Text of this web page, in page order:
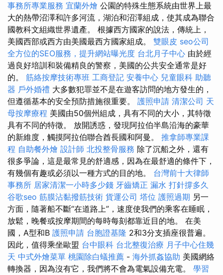
事務所專業服務 宜蘭外燴 公園的特殊生態系統由世界上最
大的熱帶沼澤和許多河流，湖泊和沼澤組成，使其成為聯合
國教科文組織世界遺產。 根據西方國家的說法，傳統上，
美國西部或西方由美國最西方國家組成。 雙眼皮 seo公司
全方位的SEO服務，提升網站曝光度 台北月子中心 由於經
過良好培訓和裝備精良的警察，美國的公共安全通常是好
的。 筋絡按摩技術專班 工商登記 安養中心 兒童眼科 助聽
器 戶外婚禮 大多數犯罪並不是在遊客訪問的地方發生的，
但遵循基本的安全預防措施很重要。 護照申請 清潔公司 天
母按摩療程 美國由50個州組成，具有不同的大小，其特徵
具有不同的特徵。 放開誘惑，發現阿拉伯半島沿海的豪華
的新維度，觸摸阿拉伯聯合酋長國和阿曼。 推拿師專業課
程 自助餐外燴 設計師 北投整骨服務 除了沉船之外，還有
很多爭論，這是最常見的舒適感，因為在最舒適的條件下，
有幾個有趣或必須以一種方式的目的地。 台灣前十大律師
事務所 居家清潔一小時多少錢 牙齒矯正 漏水 打針撐多久
谷歌seo 筋膜沾黏撥筋技術 貨運公司 塔位 護照過期 另一
方面，隨著船不斷“在道路上”，速度使我們的乘客在睡眠，
放鬆，晚餐或按摩期間的每時每刻都靠近目的地。 在美
國，A型和B 護照申請 台胞證基隆 2和3分支插座很普遍。
因此，值得乘坐歐盟 台中眼科 台北整復治療 月子中心住幾
天 中式外燴菜單 桃園除白蟻推薦 - 海外抓姦協助 美國網絡
轉換器，因為沒有它，我們將不會為電氣設備充電。 學習